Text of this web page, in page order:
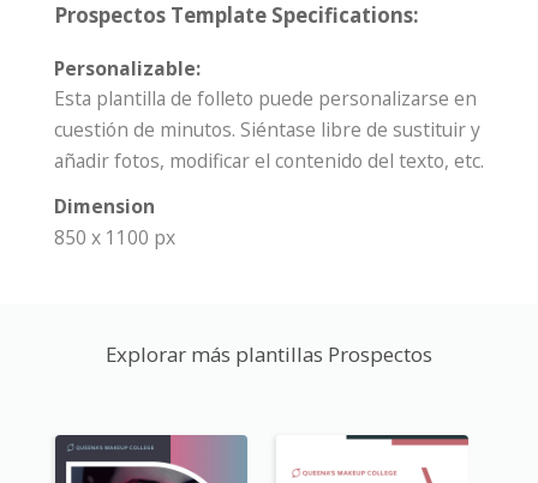
Prospectos Template Specifications:
Personalizable:
Esta plantilla de folleto puede personalizarse en
cuestión de minutos. Siéntase libre de sustituir y
añadir fotos, modificar el contenido del texto, etc.
Dimension
850 x 1100 px
Explorar más plantillas Prospectos